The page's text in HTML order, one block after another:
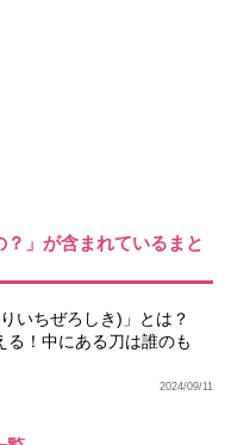
？」が含まれているまと
いちぜろしき)」とは？
る！中にある刀は誰のも
2024/09/11